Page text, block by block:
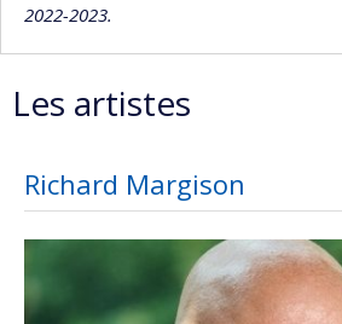
2022-2023.
Les artistes
Richard Margison